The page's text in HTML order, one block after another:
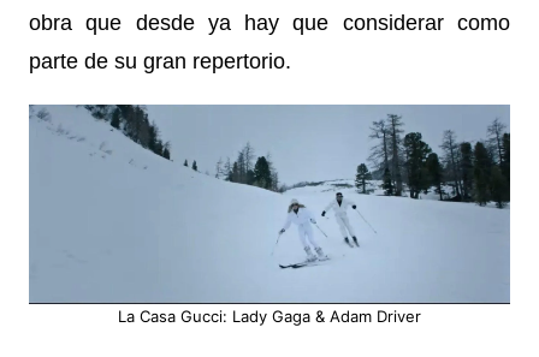
obra que desde ya hay que considerar como
parte de su gran repertorio.
La Casa Gucci: Lady Gaga & Adam Driver